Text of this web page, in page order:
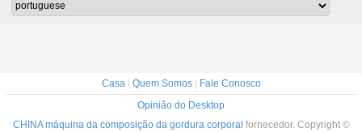
Casa| Quem Somos| Fale Conosco
Opinião do Desktop
CHINA máquina da composição da gordura corporal fornecedor. Copyright ©